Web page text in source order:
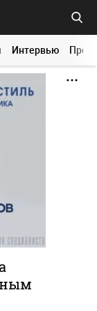
Интервью